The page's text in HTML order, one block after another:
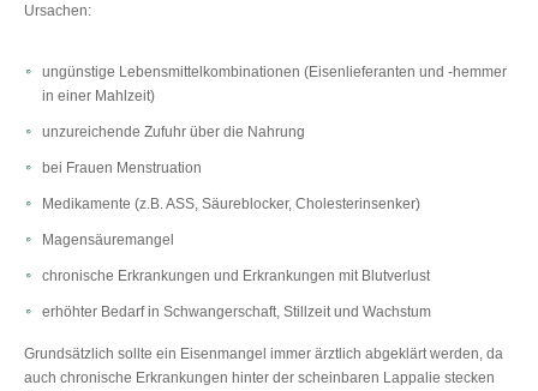
Ursachen:
ungünstige Lebensmittelkombinationen (Eisenlieferanten und -hemmer
in einer Mahlzeit)
unzureichende Zufuhr über die Nahrung
bei Frauen Menstruation
Medikamente (z.B. ASS, Säureblocker, Cholesterinsenker)
Magensäuremangel
chronische Erkrankungen und Erkrankungen mit Blutverlust
erhöhter Bedarf in Schwangerschaft, Stillzeit und Wachstum
Grundsätzlich sollte ein Eisenmangel immer ärztlich abgeklärt werden, da
auch chronische Erkrankungen hinter der scheinbaren Lappalie stecken